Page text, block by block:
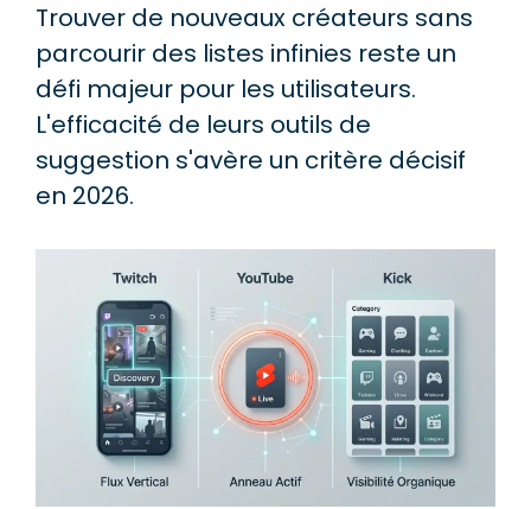
Trouver de nouveaux créateurs sans
parcourir des listes infinies reste un
défi majeur pour les utilisateurs.
L'efficacité de leurs outils de
suggestion s'avère un critère décisif
en 2026.